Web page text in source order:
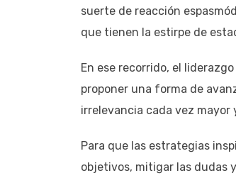
suerte de reacción
que tienen la estirpe de
En ese recorrido, el
proponer una forma de
irrelevancia cada vez
Para que las estrategias
objetivos, mitigar las dudas